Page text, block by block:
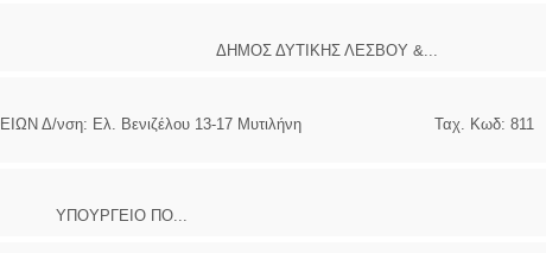
ΔΥΤΙΚΗΣ ΛΕΣΒΟΥ &...
Δ/νση: Ελ. Βενιζέλου 13-17 Μυτιλήνη Ταχ. Κωδ: 811
ΠΟ...